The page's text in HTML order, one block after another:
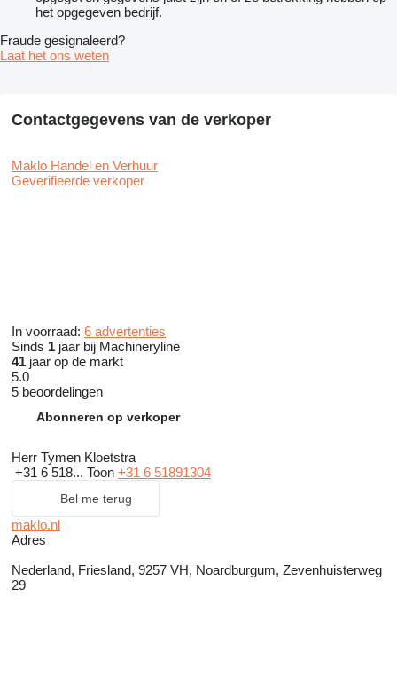
het opgegeven bedrijf.
Fraude gesignaleerd?
Laat het ons weten
Contactgegevens van de verkoper
Maklo Handel en Verhuur
Geverifieerde verkoper
In voorraad: 6 advertenties
Sinds 1 jaar bij Machineryline
41 jaar op de markt
5.0
5 beoordelingen
Abonneren op verkoper
Herr Tymen Kloetstra
+31 6 518... Toon +31 6 51891304
Bel me terug
maklo.nl
Adres
Nederland, Friesland, 9257 VH, Noardburgum, Zevenhuisterweg
29